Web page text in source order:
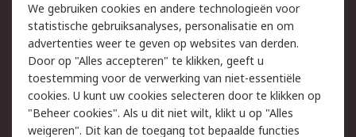
Track & Trace
Wettelijk
Cookiebeleid
Email veiligheid
Privacybeleid
Websitevoorwaarden
We gebruiken cookies en andere technologieën voor
statistische gebruiksanalyses, personalisatie en om
advertenties weer te geven op websites van derden.
Door op "Alles accepteren" te klikken, geeft u
toestemming voor de verwerking van niet-essentiële
cookies. U kunt uw cookies selecteren door te klikken op
"Beheer cookies". Als u dit niet wilt, klikt u op "Alles
weigeren". Dit kan de toegang tot bepaalde functies